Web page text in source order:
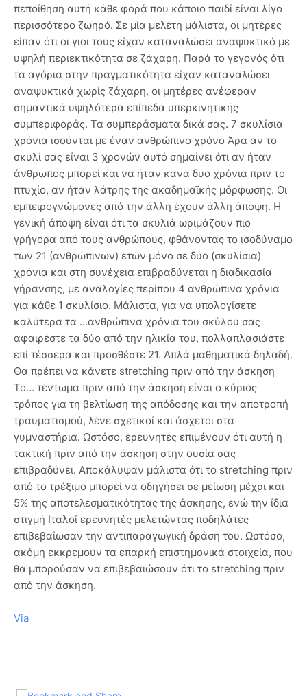
πεποίθηση αυτή κάθε φορά που κάποιο παιδί είναι λίγο
περισσότερο ζωηρό. Σε μία μελέτη μάλιστα, οι μητέρες
είπαν ότι οι γιοι τους είχαν καταναλώσει αναψυκτικό με
υψηλή περιεκτικότητα σε ζάχαρη. Παρά το γεγονός ότι
τα αγόρια στην πραγματικότητα είχαν καταναλώσει
αναψυκτικά χωρίς ζάχαρη, οι μητέρες ανέφεραν
σημαντικά υψηλότερα επίπεδα υπερκινητικής
συμπεριφοράς. Τα συμπεράσματα δικά σας. 7 σκυλίσια
χρόνια ισούνται με έναν ανθρώπινο χρόνο Άρα αν το
σκυλί σας είναι 3 χρονών αυτό σημαίνει ότι αν ήταν
άνθρωπος μπορεί και να ήταν κανα δυο χρόνια πριν το
πτυχίο, αν ήταν λάτρης της ακαδημαϊκής μόρφωσης. Οι
εμπειρογνώμονες από την άλλη έχουν άλλη άποψη. Η
γενική άποψη είναι ότι τα σκυλιά ωριμάζουν πιο
γρήγορα από τους ανθρώπους, φθάνοντας το ισοδύναμο
των 21 (ανθρώπινων) ετών μόνο σε δύο (σκυλίσια)
χρόνια και στη συνέχεια επιβραδύνεται η διαδικασία
γήρανσης, με αναλογίες περίπου 4 ανθρώπινα χρόνια
για κάθε 1 σκυλίσιο. Μάλιστα, για να υπολογίσετε
καλύτερα τα …ανθρώπινα χρόνια του σκύλου σας
αφαιρέστε τα δύο από την ηλικία του, πολλαπλασιάστε
επί τέσσερα και προσθέστε 21. Απλά μαθηματικά δηλαδή.
Θα πρέπει να κάνετε stretching πριν από την άσκηση
Το… τέντωμα πριν από την άσκηση είναι ο κύριος
τρόπος για τη βελτίωση της απόδοσης και την αποτροπή
τραυματισμού, λένε σχετικοί και άσχετοι στα
γυμναστήρια. Ωστόσο, ερευνητές επιμένουν ότι αυτή η
τακτική πριν από την άσκηση στην ουσία σας
επιβραδύνει. Αποκάλυψαν μάλιστα ότι το stretching πριν
από το τρέξιμο μπορεί να οδηγήσει σε μείωση μέχρι και
5% της αποτελεσματικότητας της άσκησης, ενώ την ίδια
στιγμή Ιταλοί ερευνητές μελετώντας ποδηλάτες
επιβεβαίωσαν την αντιπαραγωγική δράση του. Ωστόσο,
ακόμη εκκρεμούν τα επαρκή επιστημονικά στοιχεία, που
θα μπορούσαν να επιβεβαιώσουν ότι το stretching πριν
από την άσκηση.
Via